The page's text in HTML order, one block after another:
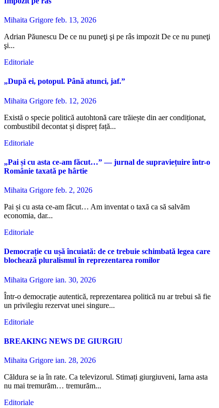
Mihaita Grigore feb. 13, 2026
Adrian Păunescu De ce nu puneţi şi pe râs impozit De ce nu puneţi
şi...
Editoriale
„După ei, potopul. Până atunci, jaf.”
Mihaita Grigore feb. 12, 2026
Există o specie politică autohtonă care trăiește din aer condiționat,
combustibil decontat și dispreț față...
Editoriale
„Pai și cu asta ce-am făcut…” — jurnal de supraviețuire într-o
Românie taxată pe hârtie
Mihaita Grigore feb. 2, 2026
Pai și cu asta ce-am făcut… Am inventat o taxă ca să salvăm
economia, dar...
Editoriale
Democrație cu ușă încuiată: de ce trebuie schimbată legea care
blochează pluralismul în reprezentarea romilor
Mihaita Grigore ian. 30, 2026
Într-o democrație autentică, reprezentarea politică nu ar trebui să fie
un privilegiu rezervat unei singure...
Editoriale
BREAKING NEWS DE GIURGIU
Mihaita Grigore ian. 28, 2026
Căldura se ia în rate. Ca televizorul. Stimați giurgiuveni, Iarna asta
nu mai tremurăm… tremurăm...
Editoriale